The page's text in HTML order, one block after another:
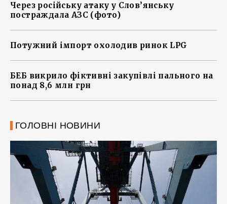
Через російську атаку у Слов’янську
постраждала АЗС (фото)
Потужний імпорт охолодив ринок LPG
БЕБ викрило фіктивні закупівлі пального на
понад 8,6 млн грн
ГОЛОВНІ НОВИНИ